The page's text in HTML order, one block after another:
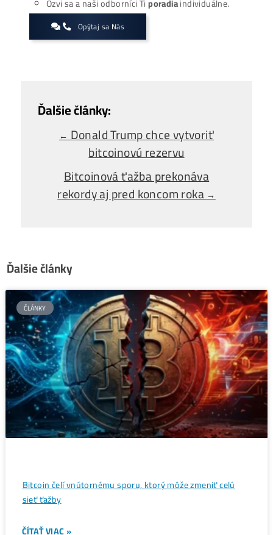
Zaujíma ťa Ťažba Viac?
Koľko minereZarábajú
Ako to celéFunguje?(ťažba/ objednávka..)
Ozvi sa a naši odborníci Tiporadiaindividuálne.
←Donald Trump chce vytvoriť
bitcoinovú rezervu
Bitcoinová ťažba prekonáva
rekordy aj pred koncom roka→
Ďalšie články
ČLÁNKY